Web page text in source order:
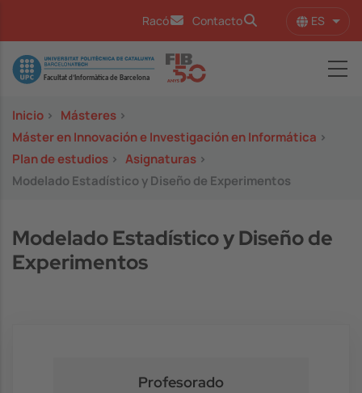
Racó Contacto ES
Image
Inicio > Másteres >
Máster en Innovación e Investigación en Informática >
Plan de estudios > Asignaturas >
Modelado Estadístico y Diseño de Experimentos
Modelado Estadístico y Diseño de
Experimentos
Profesorado